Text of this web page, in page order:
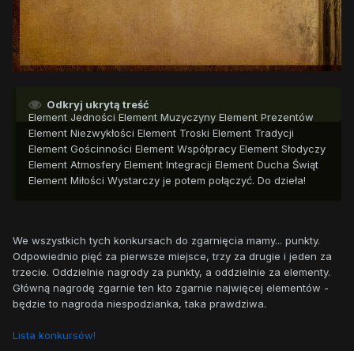
Odkryj ukrytą treść
Element Jedności Element Muzyczyny Element Prezentów
Element Niezwykłości Element Troski Element Tradycji
Element Gościnności Element Współpracy Element Słodyczy
Element Atmosfery Element Integracji Element Ducha Świąt
Element Miłości Wystarczy je potem połączyć. Do dzieła!
We wszystkich tych konkursach do zgarnięcia mamy... punkty.
Odpowiednio pięć za pierwsze miejsce, trzy za drugie i jeden za
trzecie. Oddzielnie nagrody za punkty, a oddzielnie za elementy.
Główną nagrodę zgarnie ten kto zgarnie najwięcej elementów -
będzie to nagroda niespodzianka, taka prawdziwa.
Lista konkursów!